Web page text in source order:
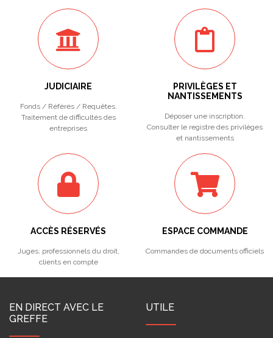
JUDICIAIRE
Fonds / Référés / Requêtes.
Traitement de difficultés des
entreprises
PRIVILÈGES ET
NANTISSEMENTS
Déposer une inscription.
Consulter le registre des privilèges
et nantissements
ACCÈS RÉSERVÉS
Juges, professionnels du droit,
clients en compte
ESPACE COMMANDE
Commandes de documents officiels
EN DIRECT AVEC LE
GREFFE
UTILE